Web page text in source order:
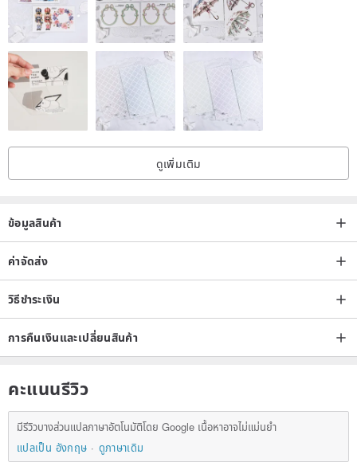
As the designer's material sourcing is limited each time,
items may go out of stock and become discontinued at any
moment. If you like it, please place your order soon.
Hong Kong, Macau, and Taiwan will be shipped via SF Express.
Non-business areas or remote locations may require self-pickup at
a service point or incur additional fees for home delivery.
International shipping is more complex and varies depending on
ดูเพิ่มเติม
ข้อมูลสินค้า
ค่าจัดส่ง
วิธีชำระเงิน
การคืนเงินและเปลี่ยนสินค้า
คะแนนรีวิว
มีรีวิวบางส่วนแปลภาษาอัตโนมัติโดย Google เนื้อหาอาจไม่แม่นยำ
แปลเป็น อังกฤษ
ดูภาษาเดิม